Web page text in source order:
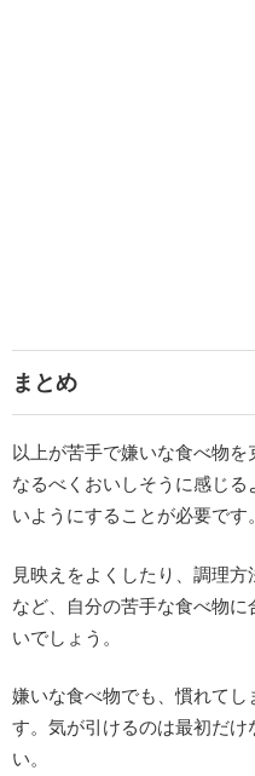
まとめ
以上が苦手で嫌いな食べ物を
なるべくおいしそうに感じ
いようにすることが必要です。
見映えをよくしたり、調理
など、自分の苦手な食べ物
いでしょう。
嫌いな食べ物でも、慣れてし
す。気が引けるのは最初だけ
い。